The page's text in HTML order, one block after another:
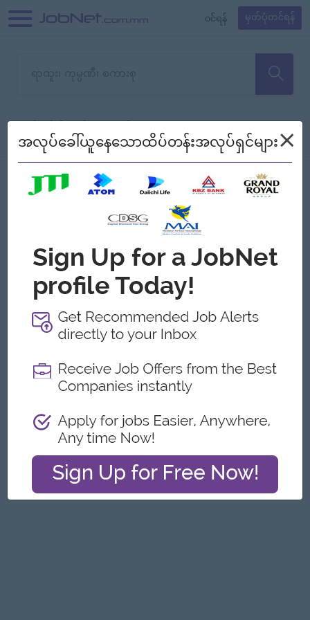
၀င်ရန် မှတ်ပုံတင်ရန်
သော အလုပ်မရှိသေးပါ။
စစ်ရန် စဉ်၍ကြည့်မည်
အလုပ်ခေါ်ယူနေသောထိပ်တန်းအလုပ်ရှင်များ×